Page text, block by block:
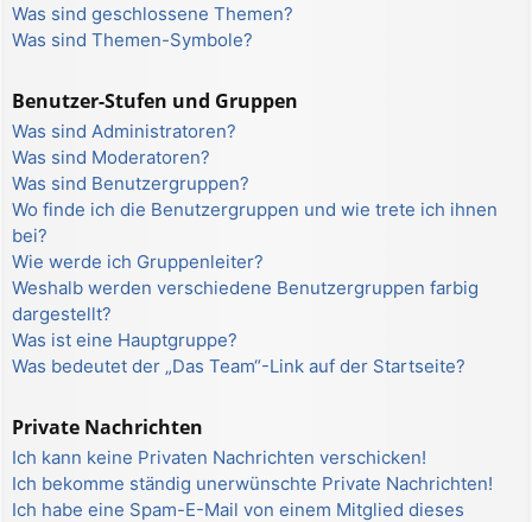
Was sind geschlossene Themen?
Was sind Themen-Symbole?
Benutzer-Stufen und Gruppen
Was sind Administratoren?
Was sind Moderatoren?
Was sind Benutzergruppen?
Wo finde ich die Benutzergruppen und wie trete ich ihnen
bei?
Wie werde ich Gruppenleiter?
Weshalb werden verschiedene Benutzergruppen farbig
dargestellt?
Was ist eine Hauptgruppe?
Was bedeutet der „Das Team“-Link auf der Startseite?
Private Nachrichten
Ich kann keine Privaten Nachrichten verschicken!
Ich bekomme ständig unerwünschte Private Nachrichten!
Ich habe eine Spam-E-Mail von einem Mitglied dieses